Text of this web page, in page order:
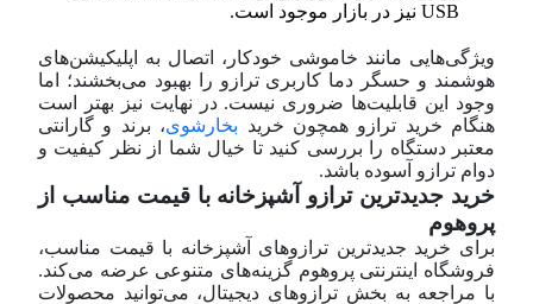
USB نیز در بازار موجود است.
ویژگی‌هایی مانند خاموشی خودکار، اتصال به اپلیکیشن‌های
هوشمند و حسگر دما کاربری ترازو را بهبود می‌بخشند؛ اما
وجود این قابلیت‌ها ضروری نیست. در نهایت نیز بهتر است
هنگام خرید ترازو همچون خرید بخارشوی، برند و گارانتی
معتبر دستگاه را بررسی کنید تا خیال شما از نظر کیفیت و
دوام ترازو آسوده باشد.
خرید جدیدترین ترازو آشپزخانه با قیمت مناسب از
پروهوم
​برای خرید جدیدترین ترازوهای آشپزخانه با قیمت مناسب،
فروشگاه اینترنتی پروهوم گزینه‌های متنوعی عرضه می‌کند.
با مراجعه به بخش ترازوهای دیجیتال، می‌توانید محصولات